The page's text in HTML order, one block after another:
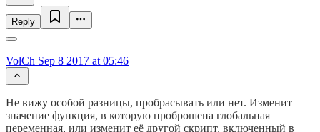
Reply
VolCh Sep 8 2017 at 05:46
Не вижу особой разницы, пробрасывать или нет. Изменит
значение функция, в которую проброшена глобальная
переменная, или изменит её другой скрипт, включенный в